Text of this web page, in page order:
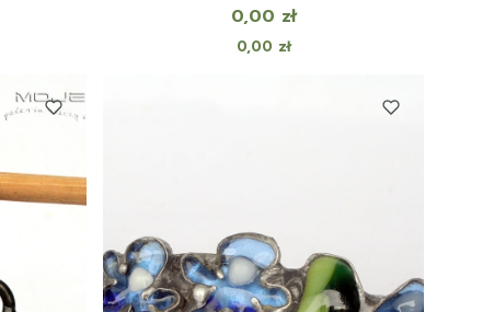
Cena
0,00 zł
Cena
0,00 zł